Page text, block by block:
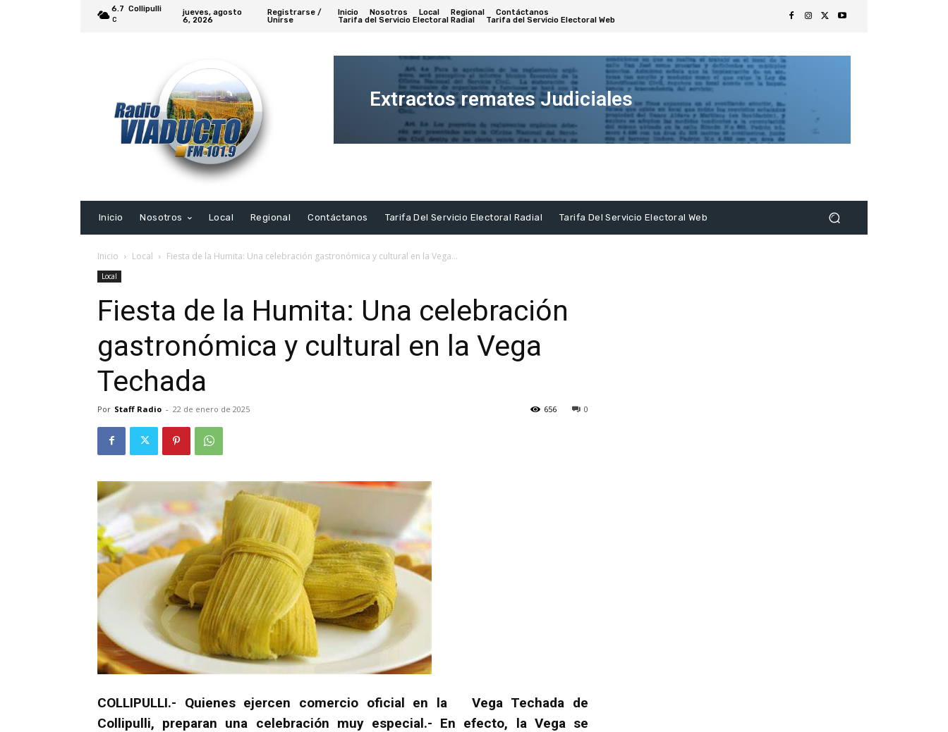
6.7
C
Collipulli
jueves, agosto
6, 2026
Registrarse /
Unirse
Inicio Nosotros Local Regional
Contáctanos
Tarifa del Servicio Electoral Radial
Tarifa del Servicio Electoral Web
Extractos remates Judiciales
Extracto
Inicio
Nosotros Local Regional Contáctanos Tarifa Del Servicio Electoral Radial Tarifa Del Servicio Electoral Web
Inicio Local Fiesta de la Humita: Una celebración gastronómica y cultural en la Vega...
Local
Fiesta de la Humita: Una celebración
gastronómica y cultural en la Vega
Techada
Por Staff Radio - 22 de enero de 2025 0
656
COLLIPULLI.- Quienes ejercen comercio oficial en la Vega Techada de
Collipulli, preparan una celebración muy especial.- En efecto, la Vega se